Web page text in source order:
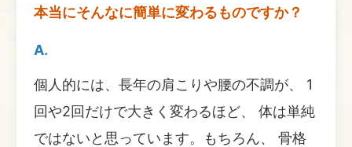
本当にそんなに簡単に変わるものですか？
A.
個人的には、長年の肩こりや腰の不調が、 1
回や2回だけで大きく変わるほど、 体は単純
ではないと思っています。もちろん、 骨格